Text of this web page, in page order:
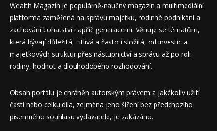
Wealth Magazín je populárně-naučný magazín a multimediální
platforma zaměřená na správu majetku, rodinné podnikání a
zachování bohatství napříč generacemi. Věnuje se tématům,
která bývají důležitá, citlivá a často i složitá, od investic a
majetkových struktur přes nástupnictví a správu až po roli
rodiny, hodnot a dlouhodobého rozhodování.
Obsah portálu je chráněn autorským právem a jakékoliv užití
části nebo celku díla, zejména jeho šíření bez předchozího
písemného souhlasu vydavatele, je zakázáno.